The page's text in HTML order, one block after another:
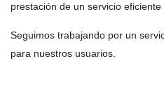
prestación de un servicio eficiente
Seguimos trabajando por un
para nuestros usuarios.